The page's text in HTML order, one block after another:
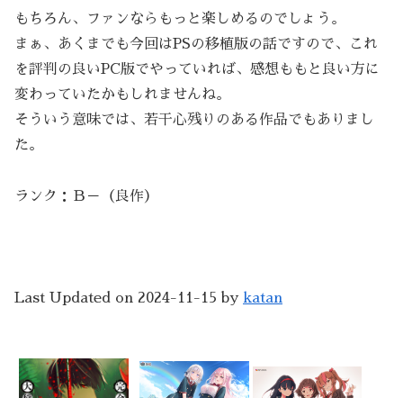
もちろん、ファンならもっと楽しめるのでしょう。
まぁ、あくまでも今回はPSの移植版の話ですので、これ
を評判の良いPC版でやっていれば、感想ももと良い方に
変わっていたかもしれませんね。
そういう意味では、若干心残りのある作品でもありまし
た。
ランク：Ｂ－（良作）
Last Updated on 2024-11-15 by katan